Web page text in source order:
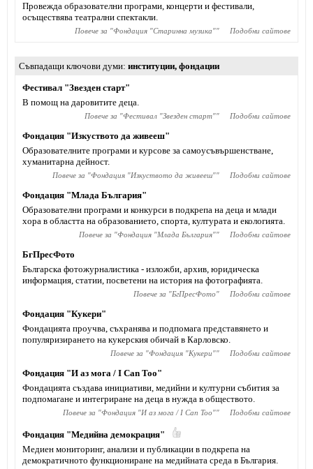
Провежда образователни програми, концерти и фестивали,
осъществява театрални спектакли.
Повече за "Фондация "Старинна музика"" Подобни сайтове
Съвпадащи ключови думи институции, фондации
Фестивал "Звезден старт"
В помощ на даровитите деца.
Повече за "Фестивал "Звезден старт"" Подобни сайтове
Фондация "Изкуството да живееш"
Образователните програми и курсове за самоусъвършенстване,
хуманитарна дейност.
Повече за "Фондация "Изкуството да живееш"" Подобни сайтове
Фондация "Млада България"
Образователни програми и конкурси в подкрепа на деца и млади
хора в областта на образованието, спорта, културата и екологията.
Повече за "Фондация "Млада България"" Подобни сайтове
БгПресФото
Българска фотожурналистика - изложби, архив, юридическа
информация, статии, посветени на история на фотографията.
Повече за "БгПресФото" Подобни сайтове
Фондация "Кукери"
Фондацията проучва, съхранява и подпомага представянето и
популяризирането на кукерския обичай в Карловско.
Повече за "Фондация "Кукери"" Подобни сайтове
Фондация "И аз мога / I Can Too"
Фондацията създава инициативи, медийни и културни събития за
подпомагане и интегриране на деца в нужда в обществото.
Повече за "Фондация "И аз мога / I Can Too"" Подобни сайтове
Фондация "Медийна демокрация"
Медиен мониторинг, анализи и публикации в подкрепа на
демократичното функциониране на медийната среда в България.